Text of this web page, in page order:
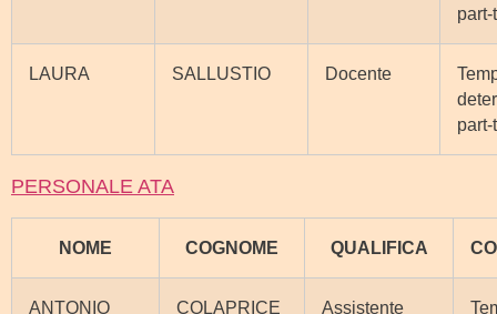
part-
LAURA SALLUSTIO Docente
part-
PERSONALE ATA
NOME COGNOME QUALIFICA
ANTONIO COLAPRICE
Assistente